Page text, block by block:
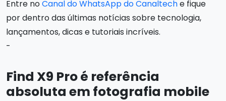
Entre noCanal do WhatsApp do Canalteche fique
por dentro das últimas notícias sobre tecnologia,
lançamentos, dicas e tutoriais incríveis.
-
Find X9 Pro é referência
absoluta em fotografia mobile